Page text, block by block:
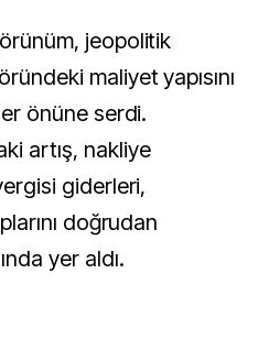
jeopolitik
maliyet yapısını
önüne serdi.
artış, nakliye
giderleri,
doğrudan
yer aldı.